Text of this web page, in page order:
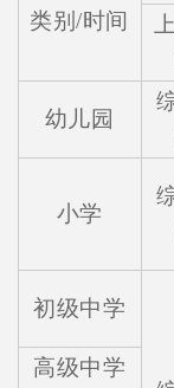
类别/时间
幼儿园
小学
初级中学
高级中学